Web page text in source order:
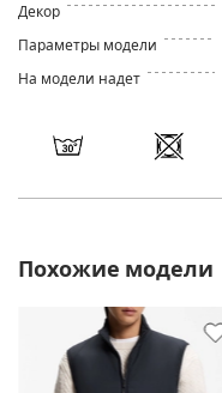
Декор
Параметры модели
На модели надет
Похожие модели